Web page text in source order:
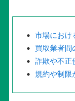
市場におけ
買取業者間
詐欺や不正
規約や制限